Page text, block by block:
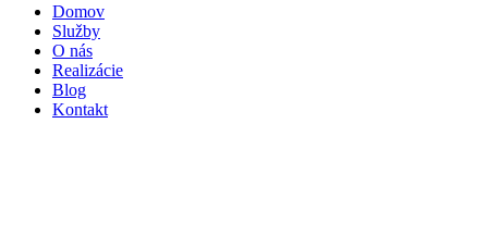
Domov
Služby
O nás
Realizácie
Blog
Kontakt